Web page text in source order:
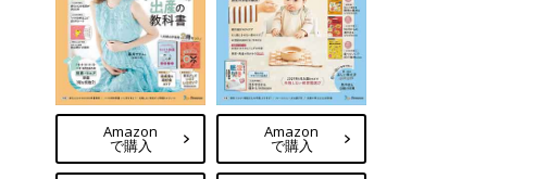
Amazon
で購入
Amazon
で購入